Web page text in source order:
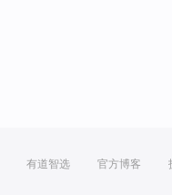
有道智选 官方博客